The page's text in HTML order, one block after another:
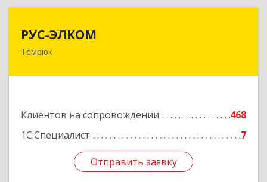
РУС-ЭЛКОМ
Темрюк
Клиентов на сопровождении
468
1С:Специалист
7
Отправить заявку
353500, Краснодарский край, Темрюкский р-н,
Отправить заявку